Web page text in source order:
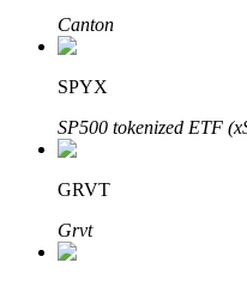
Canton
SPYX
SP500 tokenized ETF
GRVT
Grvt